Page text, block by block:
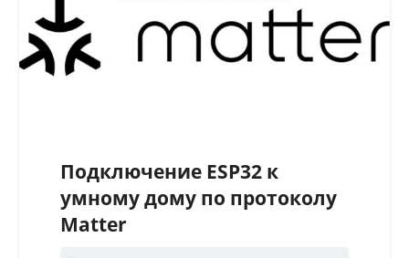
Подключение ESP32 к
умному дому по протоколу
Matter